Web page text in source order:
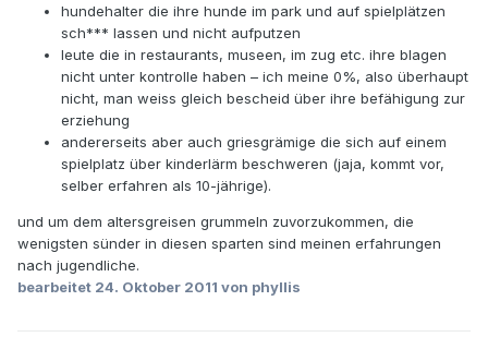
hundehalter die ihre hunde im park und auf spielplätzen
sch*** lassen und nicht aufputzen
leute die in restaurants, museen, im zug etc. ihre blagen
nicht unter kontrolle haben – ich meine 0%, also überhaupt
nicht, man weiss gleich bescheid über ihre befähigung zur
erziehung
andererseits aber auch griesgrämige die sich auf einem
spielplatz über kinderlärm beschweren (jaja, kommt vor,
selber erfahren als 10-jährige).
und um dem altersgreisen grummeln zuvorzukommen, die
wenigsten sünder in diesen sparten sind meinen erfahrungen
nach jugendliche.
bearbeitet 24. Oktober 2011 von phyllis